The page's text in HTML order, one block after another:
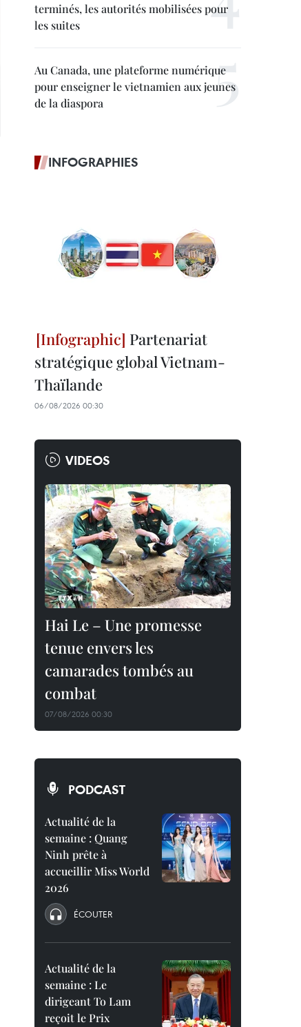
terminés, les autorités mobilisées pour
les suites
Au Canada, une plateforme numérique
pour enseigner le vietnamien aux jeunes
de la diaspora
INFOGRAPHIES
Partenariat
stratégique global Vietnam-
Thaïlande
06/08/2026 00:30
VIDEOS
Hai Le – Une promesse
tenue envers les
camarades tombés au
combat
07/08/2026 00:30
PODCAST
Actualité de la
semaine : Quang
Ninh prête à
accueillir Miss World
2026
ÉCOUTER
Actualité de la
semaine : Le
dirigeant To Lam
reçoit le Prix